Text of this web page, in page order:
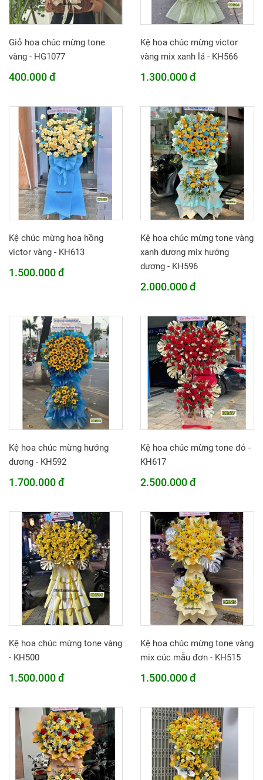
Giỏ hoa chúc mừng tone
vàng - HG1077
400.000 đ
Kệ hoa chúc mừng victor
vàng mix xanh lá - KH566
1.300.000 đ
Kệ chúc mừng hoa hồng
victor vàng - KH613
1.500.000 đ
Kệ hoa chúc mừng tone vàng
xanh dương mix hướng
dương - KH596
2.000.000 đ
Kệ hoa chúc mừng hướng
dương - KH592
1.700.000 đ
Kệ hoa chúc mừng tone đỏ -
KH617
2.500.000 đ
Kệ hoa chúc mừng tone vàng
- KH500
1.500.000 đ
Kệ hoa chúc mừng tone vàng
mix cúc mẫu đơn - KH515
1.500.000 đ